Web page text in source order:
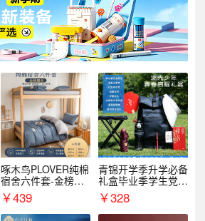
啄木鸟PLOVER纯棉
宿舍六件套-金榜题
名
￥439
青锦开学季升学必备
礼盒毕业季学生党户
外出行备考装备礼品
￥328